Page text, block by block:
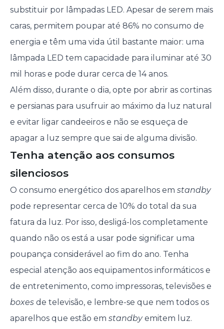
substituir por lâmpadas LED. Apesar de serem mais
caras, permitem poupar até 86% no consumo de
energia e têm uma vida útil bastante maior: uma
lâmpada LED tem capacidade para iluminar até 30
mil horas e pode durar cerca de 14 anos.
Além disso, durante o dia, opte por abrir as cortinas
e persianas para usufruir ao máximo da luz natural
e evitar ligar candeeiros e não se esqueça de
apagar a luz sempre que sai de alguma divisão.
Tenha atenção aos consumos
silenciosos
O consumo energético dos aparelhos em standby
pode representar cerca de 10% do total da sua
fatura da luz. Por isso, desligá-los completamente
quando não os está a usar pode significar uma
poupança considerável ao fim do ano. Tenha
especial atenção aos equipamentos informáticos e
de entretenimento, como impressoras, televisões e
boxesde televisão, e lembre-se que nem todos os
aparelhos que estão em standbyemitem luz.